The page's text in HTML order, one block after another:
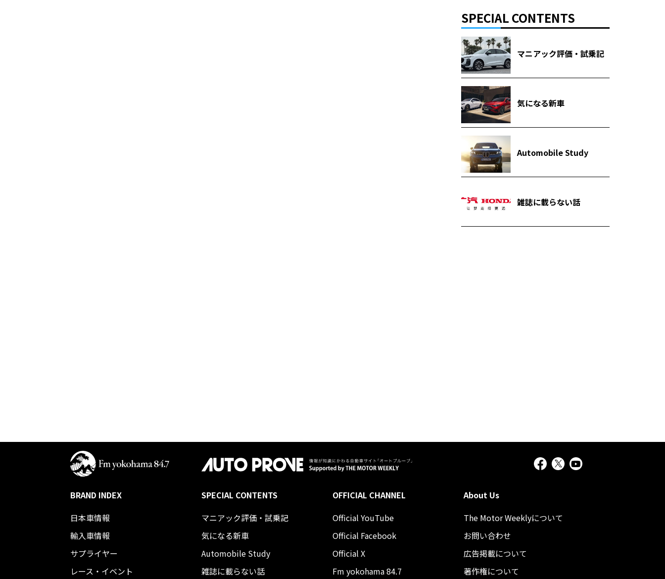
SPECIAL CONTENTS
マニアック評価・試乗記
気になる新車
Automobile Study
雑誌に載らない話
BRAND INDEX
日本車情報​
輸入車情報
サプライヤー
レース・イベント
SPECIAL CONTENTS
マニアック評価・試乗記
気になる新車
Automobile Study
雑誌に載らない話
OFFICIAL CHANNEL
Official YouTube
Official Facebook
Official X
Fm yokohama 84.7
About Us
The Motor Weeklyについて
お問い合わせ
広告掲載について
著作権について